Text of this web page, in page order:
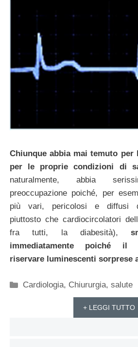
Chiunque abbia mai temuto per
per le proprie condizioni di
naturalmente, abbia
preoccupazione poiché, per
più vari, pericolosi e diffusi
piuttosto che cardiocircolatori
fra tutti, la diabesità),
immediatamente poiché il
riservare luminescenti sorprese
Categorie
Cardiologia, Chiururgia,salute
+ LEGGI TUTTO